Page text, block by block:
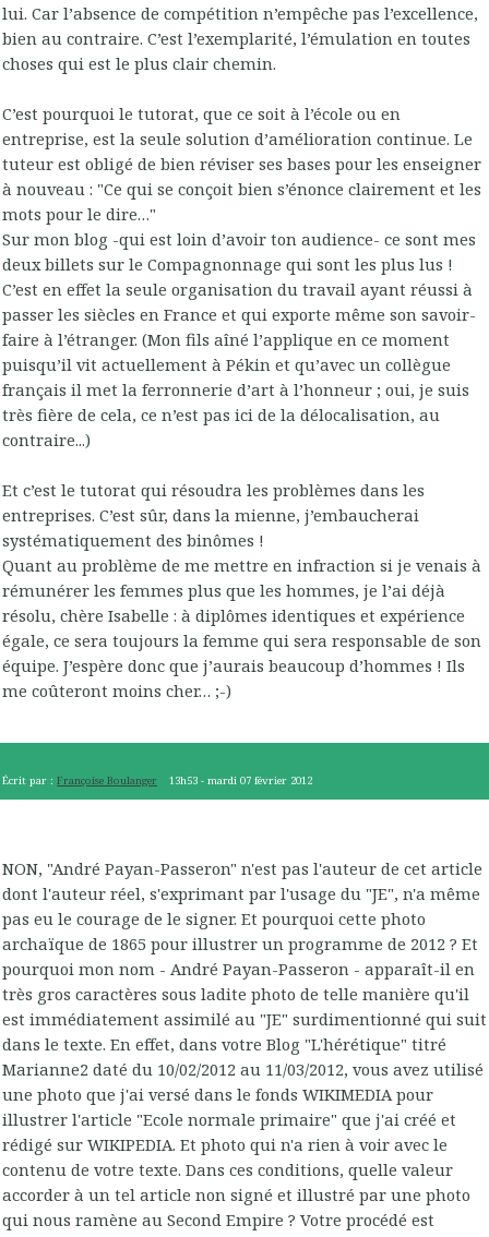
lui. Car l’absence de compétition n’empêche pas l’excellence,
bien au contraire. C’est l’exemplarité, l’émulation en toutes
choses qui est le plus clair chemin.
C’est pourquoi le tutorat, que ce soit à l’école ou en
entreprise, est la seule solution d’amélioration continue. Le
tuteur est obligé de bien réviser ses bases pour les enseigner
à nouveau : "Ce qui se conçoit bien s’énonce clairement et les
mots pour le dire…"
Sur mon blog -qui est loin d’avoir ton audience- ce sont mes
deux billets sur le Compagnonnage qui sont les plus lus !
C’est en effet la seule organisation du travail ayant réussi à
passer les siècles en France et qui exporte même son savoir-
faire à l’étranger. (Mon fils aîné l’applique en ce moment
puisqu’il vit actuellement à Pékin et qu’avec un collègue
français il met la ferronnerie d’art à l’honneur ; oui, je suis
très fière de cela, ce n’est pas ici de la délocalisation, au
contraire...)
Et c’est le tutorat qui résoudra les problèmes dans les
entreprises. C’est sûr, dans la mienne, j’embaucherai
systématiquement des binômes !
Quant au problème de me mettre en infraction si je venais à
rémunérer les femmes plus que les hommes, je l’ai déjà
résolu, chère Isabelle : à diplômes identiques et expérience
égale, ce sera toujours la femme qui sera responsable de son
équipe. J’espère donc que j’aurais beaucoup d’hommes ! Ils
me coûteront moins cher… ;-)
Écrit par : Françoise Boulanger 13h53 -mardi 07 février 2012
NON, "André Payan-Passeron" n'est pas l'auteur de cet article
dont l'auteur réel, s'exprimant par l'usage du "JE", n'a même
pas eu le courage de le signer. Et pourquoi cette photo
archaïque de 1865 pour illustrer un programme de 2012 ? Et
pourquoi mon nom - André Payan-Passeron - apparaît-il en
très gros caractères sous ladite photo de telle manière qu'il
est immédiatement assimilé au "JE" surdimentionné qui suit
dans le texte. En effet, dans votre Blog "L'hérétique" titré
Marianne2 daté du 10/02/2012 au 11/03/2012, vous avez utilisé
une photo que j'ai versé dans le fonds WIKIMEDIA pour
illustrer l'article "Ecole normale primaire" que j'ai créé et
rédigé sur WIKIPEDIA. Et photo qui n'a rien à voir avec le
contenu de votre texte. Dans ces conditions, quelle valeur
accorder à un tel article non signé et illustré par une photo
qui nous ramène au Second Empire ? Votre procédé est